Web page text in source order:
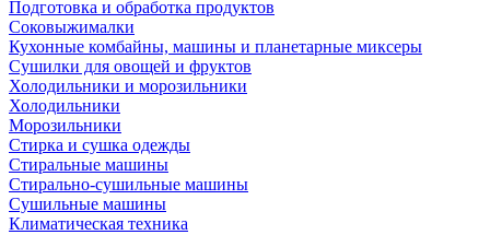
Подготовка и обработка продуктов
Соковыжималки
Кухонные комбайны, машины и планетарные миксеры
Сушилки для овощей и фруктов
Холодильники и морозильники
Холодильники
Морозильники
Стирка и сушка одежды
Стиральные машины
Стирально-сушильные машины
Сушильные машины
Климатическая техника